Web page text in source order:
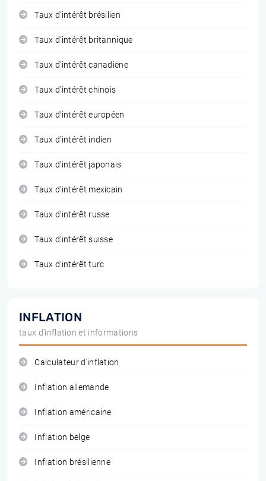
Taux d'intérêt brésilien
Taux d'intérêt britannique
Taux d'intérêt canadiene
Taux d'intérêt chinois
Taux d'intérêt européen
Taux d'intérêt indien
Taux d'intérêt japonais
Taux d'intérêt mexicain
Taux d'intérêt russe
Taux d'intérêt suisse
Taux d'intérêt turc
INFLATION
taux d'inflation et informations
Calculateur d'inflation
Inflation allemande
Inflation américaine
Inflation belge
Inflation brésilienne